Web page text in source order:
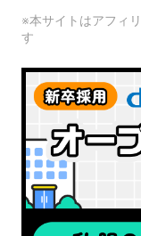
※本サイトはアフィ
す